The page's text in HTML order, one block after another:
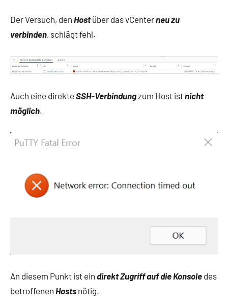
Der Versuch, den Hostüber das vCenterneu zu
verbinden, schlägt fehl.
Auch eine direkte SSH-Verbindungzum Host istnicht
möglich.
An diesem Punkt ist ein direkt Zugriff auf die Konsole des
betroffenen Hosts nötig.